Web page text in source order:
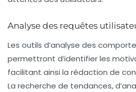
Analyse des requêtes
Les outils d’analyse des
permettront d’identifier les
facilitant ainsi la rédaction de
La recherche de tendances,